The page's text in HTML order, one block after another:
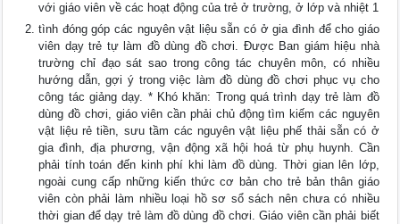
với giáo viên về các hoạt động của trẻ ở trường, ở lớp và nhiệt 1
tình đóng góp các nguyên vật liệu sẵn có ở gia đình để cho giáo
viên dạy trẻ tự làm đồ dùng đồ chơi. Được Ban giám hiệu nhà
trường chỉ đạo sát sao trong công tác chuyên môn, có nhiều
hướng dẫn, gợi ý trong việc làm đồ dùng đồ chơi phục vụ cho
công tác giảng dạy. * Khó khăn: Trong quá trình dạy trẻ làm đồ
dùng đồ chơi, giáo viên cần phải chủ động tìm kiếm các nguyên
vật liệu rẻ tiền, sưu tầm các nguyên vật liệu phế thải sẵn có ở
gia đình, địa phương, vận động xã hội hoá từ phụ huynh. Cần
phải tính toán đến kinh phí khi làm đồ dùng. Thời gian lên lớp,
ngoài cung cấp những kiến thức cơ bản cho trẻ bản thân giáo
viên còn phải làm nhiều loại hồ sơ sổ sách nên chưa có nhiều
thời gian để dạy trẻ làm đồ dùng đồ chơi. Giáo viên cần phải biết